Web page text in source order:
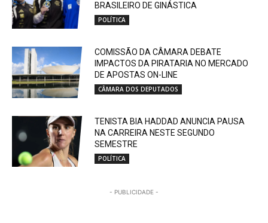
BRASILEIRO DE GINÁSTICA
POLÍTICA
COMISSÃO DA CÂMARA DEBATE
IMPACTOS DA PIRATARIA NO MERCADO
DE APOSTAS ON-LINE
CÂMARA DOS DEPUTADOS
TENISTA BIA HADDAD ANUNCIA PAUSA
NA CARREIRA NESTE SEGUNDO
SEMESTRE
POLÍTICA
- PUBLICIDADE -